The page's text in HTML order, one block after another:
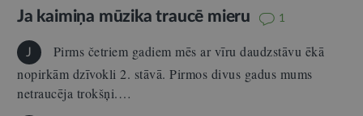
Ja kaimiņa mūzika traucē mieru 1
J
Pirms četriem gadiem mēs ar vīru daudzstāvu ēkā
nopirkām dzīvokli 2. stāvā. Pirmos divus gadus mums
netraucēja trokšņi.…